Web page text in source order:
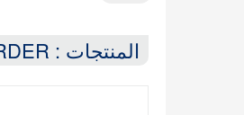
المنتجات : VOICE RECORDER